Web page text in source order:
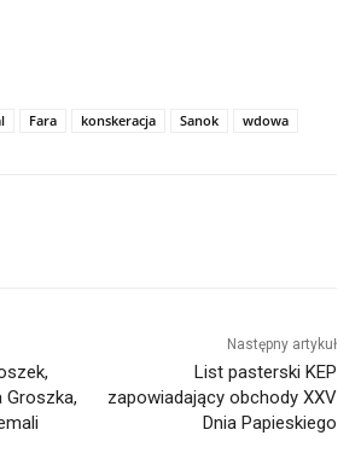
Fara konskeracja Sanok wdowa
Groszka,
Następny artykuł
List pasterski KEP
zapowiadający obchody XXV
Dnia Papieskiego